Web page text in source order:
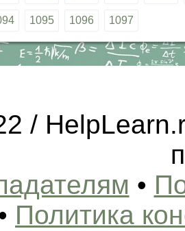
1095 1096 1097
/
•
Политика